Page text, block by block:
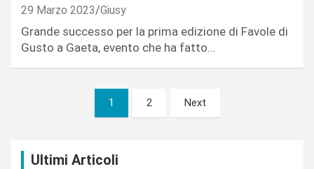
29 Marzo 2023 Giusy
Grande successo per la prima edizione di Favole di
Gusto a Gaeta, evento che ha fatto…
1 2 Next
Ultimi Articoli